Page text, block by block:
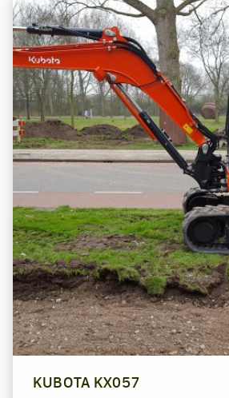
KUBOTA KX057